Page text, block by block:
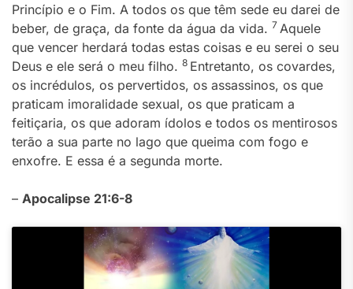
Princípio e o Fim. A todos os que têm sede eu darei de
beber, de graça, da fonte da água da vida. 7 Aquele
que vencer herdará todas estas coisas e eu serei o seu
Deus e ele será o meu filho. 8 Entretanto, os covardes,
os incrédulos, os pervertidos, os assassinos, os que
praticam imoralidade sexual, os que praticam a
feitiçaria, os que adoram ídolos e todos os mentirosos
terão a sua parte no lago que queima com fogo e
enxofre. E essa é a segunda morte.
– Apocalipse 21:6-8